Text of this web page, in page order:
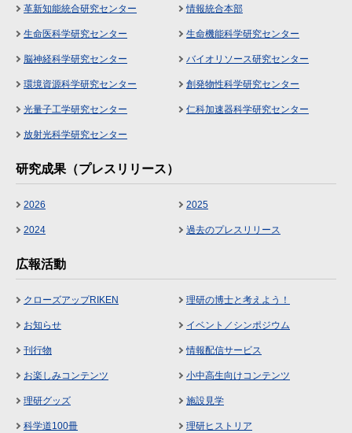
革新知能統合研究センター 情報統合本部
生命医科学研究センター 生命機能科学研究センター
脳神経科学研究センター バイオリソース研究センター
環境資源科学研究センター 創発物性科学研究センター
光量子工学研究センター 仁科加速器科学研究センター
放射光科学研究センター
研究成果（プレスリリース）
2026 2025
2024 過去のプレスリリース
広報活動
クローズアップRIKEN 理研の博士と考えよう！
お知らせ イベント／シンポジウム
刊行物 情報配信サービス
お楽しみコンテンツ 小中高生向けコンテンツ
理研グッズ 施設見学
科学道100冊 理研ヒストリア